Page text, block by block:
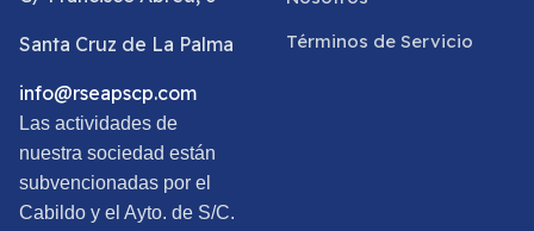
Santa Cruz de La Palma
info@rseapscp.com
Términos de Servicio
Las actividades de
nuestra sociedad están
subvencionadas por el
Cabildo y el Ayto. de S/C.